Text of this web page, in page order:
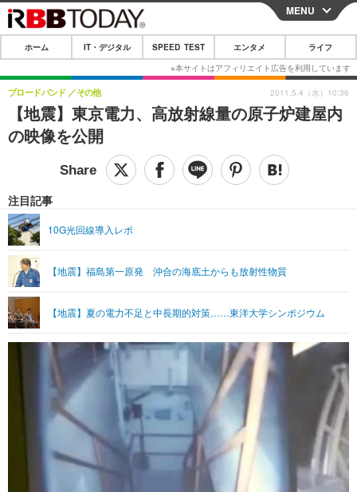
CLOSE
ホーム
IT・デジタル
IT・デジタルTOP スマートフォン
ショッピング その他
SPEED TEST
エンタメTOP 映画・ドラマ
グラビア ブログ
ショッピング その他
ライフTOP
リリース一覧
プッシュ通知の停止方法
MENU
ホーム IT・デジタル SPEED TEST エンタメ ライフ
【地震】東京電力、高放射線量の原子炉建屋内
の映像を公開
ブロードバンド その他
注目記事
10G光回線導入レポ
【地震】福島第一原発 沖合の海底土からも放射性物質
【地震】夏の電力不足と中長期的対策……東洋大学シンポジウム
2011.5.4（水）10:36